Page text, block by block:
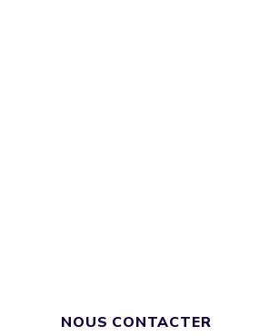
NOUS CONTACTER